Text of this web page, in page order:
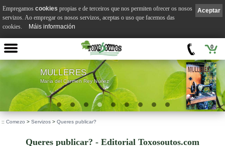
0
MULLERES
María del Carmen Rey Núñez
:: Comezo > Servizos > Queres publicar?
Queres publicar? - Editorial Toxosoutos.com
Aceptar
Empregamos cookies propias e de terceiros que nos permiten ofrecer os nosos
servizos. Ao empregar os nosos servizos, aceptas o uso que facemos das
cookies.
Máis información